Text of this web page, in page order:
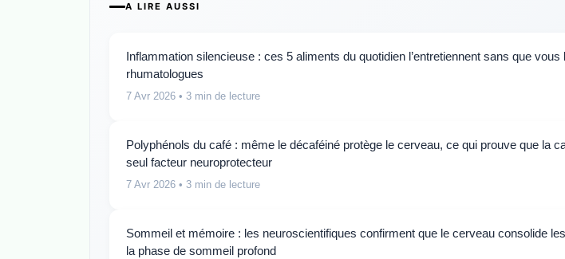
A LIRE AUSSI
Inflammation silencieuse : ces 5 aliments du quotidien l’entretiennent sans que
rhumatologues
7 Avr 2026 • 3 min de lecture
Polyphénols du café : même le décaféiné protège le cerveau, ce qui prouve que la
seul facteur neuroprotecteur
7 Avr 2026 • 3 min de lecture
Sommeil et mémoire : les neuroscientifiques confirment que le cerveau consolide
la phase de sommeil profond